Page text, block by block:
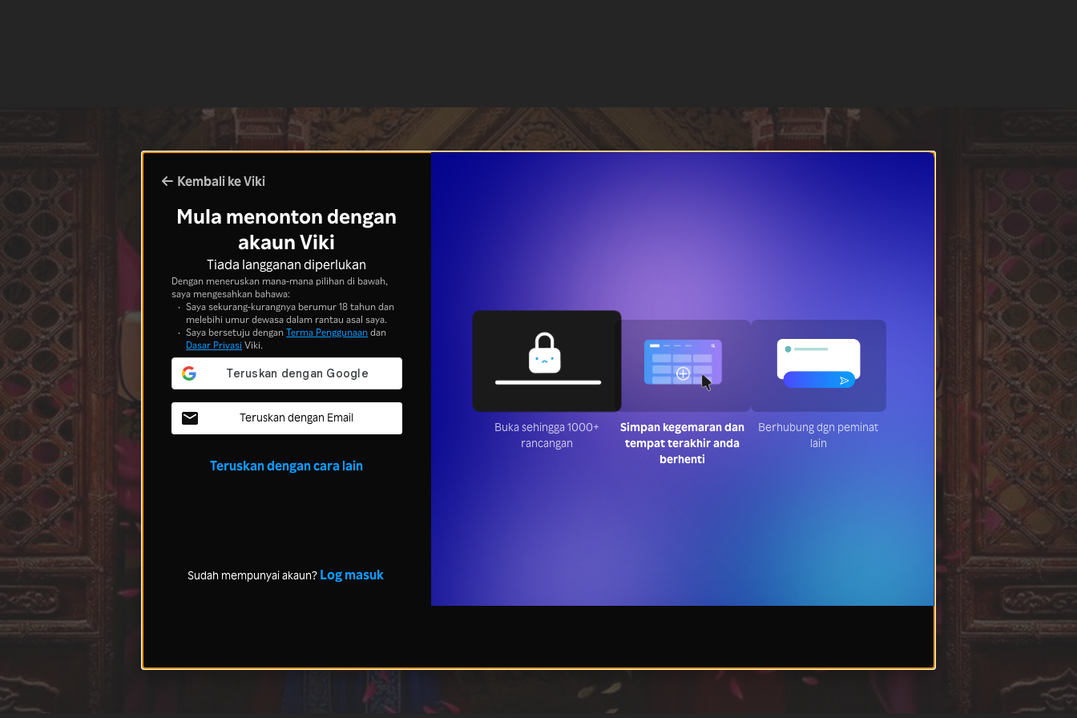
Kembali ke Viki
Mula menonton dengan
akaun Viki
Tiada langganan diperlukan
Dengan meneruskan mana-mana pilihan di bawah,
saya mengesahkan bahawa:
Saya sekurang-kurangnya berumur 18 tahun dan
melebihi umur dewasa dalam rantau asal saya.
Saya bersetuju denganTerma Penggunaandan
Dasar Privasi Viki.
Teruskan dengan Email
Teruskan dengan cara lain
Sudah mempunyai akaun? Log masuk
Buka sehingga 1000+
rancangan
Simpan kegemaran dan
tempat terakhir anda
berhenti
Berhubung dgn peminat
lain